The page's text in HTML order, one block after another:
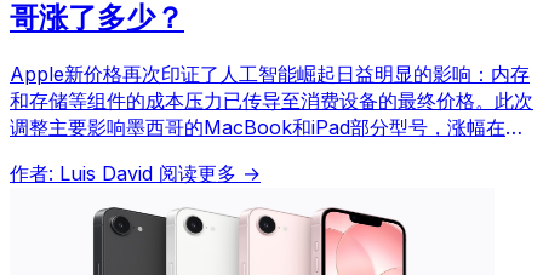
哥涨了多少？
Apple新价格再次印证了人工智能崛起日益明显的影响：内存
和存储等组件的成本压力已传导至消费设备的最终价格。此次
调整主要影响墨西哥的MacBook和iPad部分型号，涨幅在两
增加而上涨。
作者: Luis David 阅读更多 →